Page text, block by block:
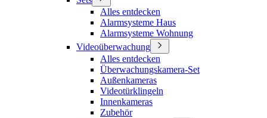
Alles entdecken
Alarmsysteme Haus
Alarmsysteme Wohnung
Videoüberwachung
Alles entdecken
Überwachungskamera-Set
Außenkameras
Videotürklingeln
Innenkameras
Zubehör